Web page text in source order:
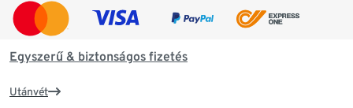
Egyszerű & biztonságos fizetés
Utánvét